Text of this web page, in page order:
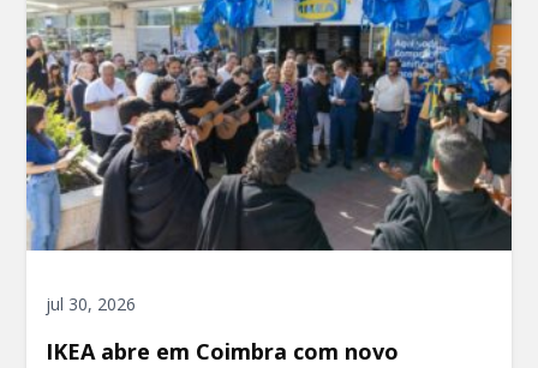
jul 30, 2026
IKEA abre em Coimbra com novo